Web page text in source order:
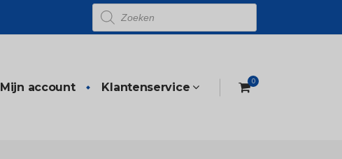
Producten
zoeken
0
Mijn account Klantenservice